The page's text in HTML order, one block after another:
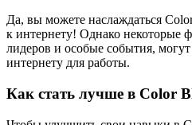
Да, вы можете наслаждаться
к интернету! Однако некоторые
лидеров и особые события,
интернету для работы.
Как стать лучше в Color